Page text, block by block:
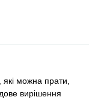
можна прати,
вирішення